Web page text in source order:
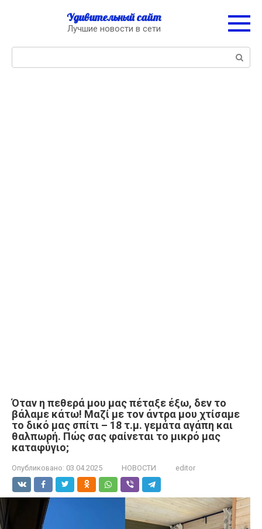
Удивительный сайт
Лучшие новости в сети
Όταν η πεθερά μου μας πέταξε έξω, δεν το
βάλαμε κάτω! Μαζί με τον άντρα μου χτίσαμε
το δικό μας σπίτι – 18 τ.μ. γεμάτα αγάπη και
θαλπωρή. Πώς σας φαίνεται το μικρό μας
καταφύγιο;
Опубликовано: 03.04.2025 НОВОСТИ editor